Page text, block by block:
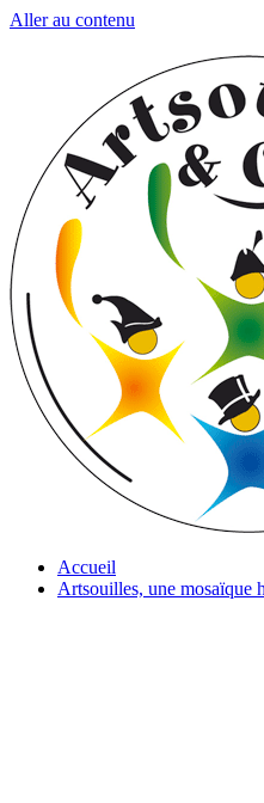
Aller au contenu
Accueil
Artsouilles, une mosaïque